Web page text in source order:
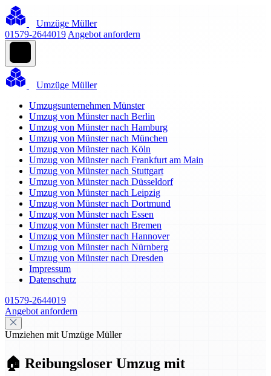
Umzüge Müller
01579-2644019 Angebot anfordern
Umzüge Müller
Umzugsunternehmen Münster
Umzug von Münster nach Berlin
Umzug von Münster nach Hamburg
Umzug von Münster nach München
Umzug von Münster nach Köln
Umzug von Münster nach Frankfurt am Main
Umzug von Münster nach Stuttgart
Umzug von Münster nach Düsseldorf
Umzug von Münster nach Leipzig
Umzug von Münster nach Dortmund
Umzug von Münster nach Essen
Umzug von Münster nach Bremen
Umzug von Münster nach Hannover
Umzug von Münster nach Nürnberg
Umzug von Münster nach Dresden
Impressum
Datenschutz
01579-2644019
Angebot anfordern
Umziehen mit Umzüge Müller
🏠 Reibungsloser Umzug mit